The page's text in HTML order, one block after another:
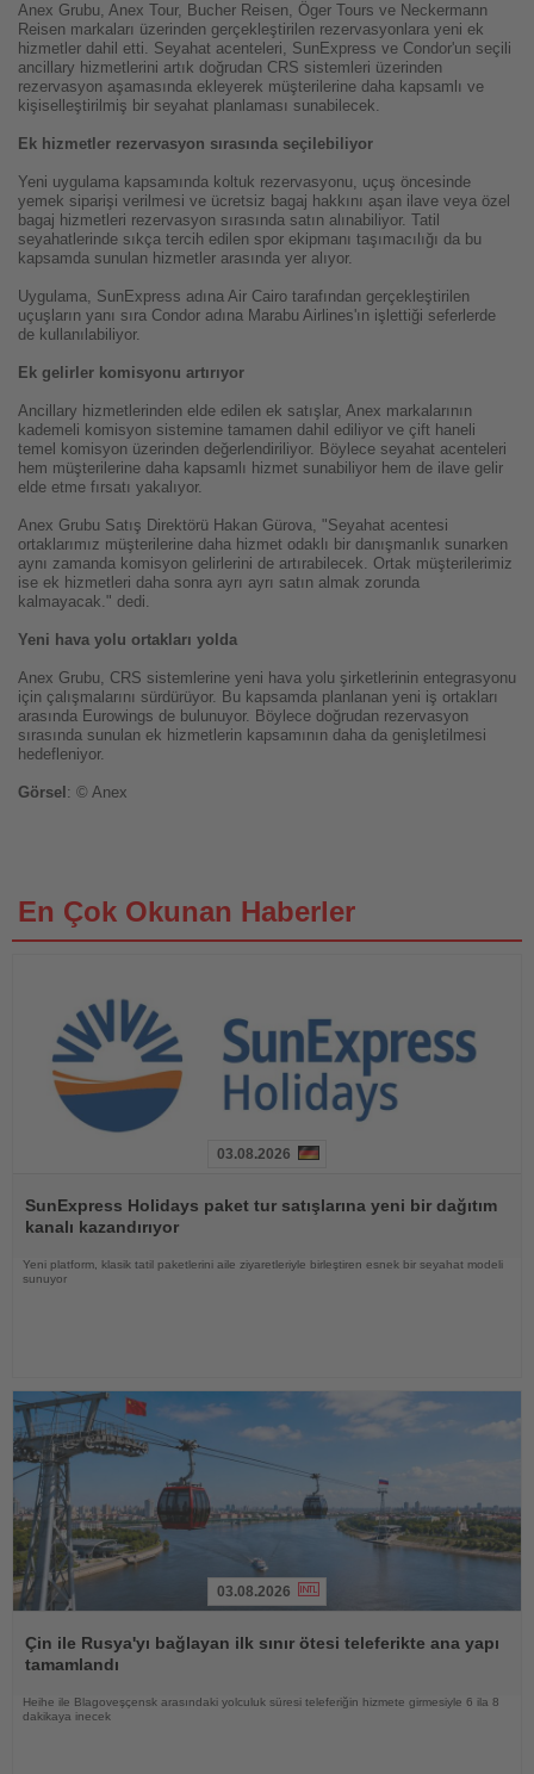
Anex Grubu, Anex Tour, Bucher Reisen, Öger Tours ve Neckermann
Reisen markaları üzerinden gerçekleştirilen rezervasyonlara yeni ek
hizmetler dahil etti. Seyahat acenteleri, SunExpress ve Condor'un seçili
ancillary hizmetlerini artık doğrudan CRS sistemleri üzerinden
rezervasyon aşamasında ekleyerek müşterilerine daha kapsamlı ve
kişiselleştirilmiş bir seyahat planlaması sunabilecek.
Ek hizmetler rezervasyon sırasında seçilebiliyor
Yeni uygulama kapsamında koltuk rezervasyonu, uçuş öncesinde
yemek siparişi verilmesi ve ücretsiz bagaj hakkını aşan ilave veya özel
bagaj hizmetleri rezervasyon sırasında satın alınabiliyor. Tatil
seyahatlerinde sıkça tercih edilen spor ekipmanı taşımacılığı da bu
kapsamda sunulan hizmetler arasında yer alıyor.
Uygulama, SunExpress adına Air Cairo tarafından gerçekleştirilen
uçuşların yanı sıra Condor adına Marabu Airlines'ın işlettiği seferlerde
de kullanılabiliyor.
Ek gelirler komisyonu artırıyor
Ancillary hizmetlerinden elde edilen ek satışlar, Anex markalarının
kademeli komisyon sistemine tamamen dahil ediliyor ve çift haneli
temel komisyon üzerinden değerlendiriliyor. Böylece seyahat acenteleri
hem müşterilerine daha kapsamlı hizmet sunabiliyor hem de ilave gelir
elde etme fırsatı yakalıyor.
Anex Grubu Satış Direktörü Hakan Gürova, "Seyahat acentesi
ortaklarımız müşterilerine daha hizmet odaklı bir danışmanlık sunarken
aynı zamanda komisyon gelirlerini de artırabilecek. Ortak müşterilerimiz
ise ek hizmetleri daha sonra ayrı ayrı satın almak zorunda
kalmayacak." dedi.
Yeni hava yolu ortakları yolda
Anex Grubu, CRS sistemlerine yeni hava yolu şirketlerinin entegrasyonu
için çalışmalarını sürdürüyor. Bu kapsamda planlanan yeni iş ortakları
arasında Eurowings de bulunuyor. Böylece doğrudan rezervasyon
sırasında sunulan ek hizmetlerin kapsamının daha da genişletilmesi
hedefleniyor.
Görsel : © Anex
En Çok Okunan Haberler
Oku
03.08.2026
SunExpress Holidays paket tur satışlarına yeni bir dağıtım
kanalı kazandırıyor
Yeni platform, klasik tatil paketlerini aile ziyaretleriyle birleştiren esnek bir seyahat modeli
sunuyor
Oku
03.08.2026
Çin ile Rusya'yı bağlayan ilk sınır ötesi teleferikte ana yapı
tamamlandı
Heihe ile Blagoveşçensk arasındaki yolculuk süresi teleferiğin hizmete girmesiyle 6 ila 8
dakikaya inecek